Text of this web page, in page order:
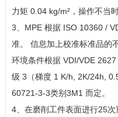
力矩 0.04 kg/m²，操作不当
3、 MPE 根据ISO 10360 /
准。 信息加上校准标准品的
环境条件根据VDI/VDE 2627
级 3 （梯度 1 K/h, 2K/24h,
60721-3-3类别3M1 而定。
4、在磨削工件表面进行25次